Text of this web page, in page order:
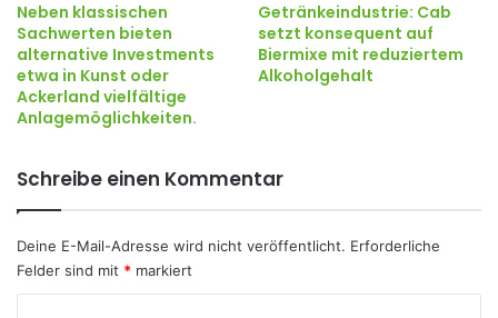
Neben klassischen
Sachwerten bieten
alternative Investments
etwa in Kunst oder
Ackerland vielfältige
Anlagemöglichkeiten.
Getränkeindustrie: Cab
setzt konsequent auf
Biermixe mit reduziertem
Alkoholgehalt
Schreibe einen Kommentar
Deine E-Mail-Adresse wird nicht veröffentlicht. Erforderliche
Felder sind mit * markiert